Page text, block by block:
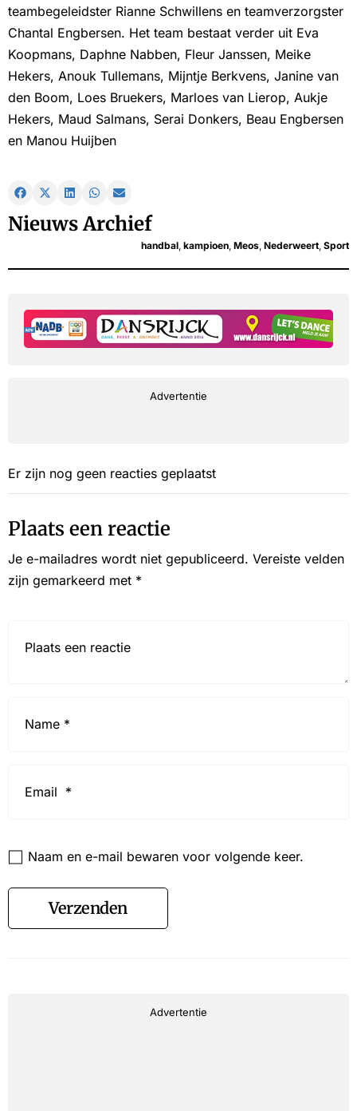
teambegeleidster Rianne Schwillens en teamverzorgster
Chantal Engbersen. Het team bestaat verder uit Eva
Koopmans, Daphne Nabben, Fleur Janssen, Meike
Hekers, Anouk Tullemans, Mijntje Berkvens, Janine van
den Boom, Loes Bruekers, Marloes van Lierop, Aukje
Hekers, Maud Salmans, Serai Donkers, Beau Engbersen
en Manou Huijben
Nieuws Archief
handbal, kampioen, Meos, Nederweert, Sport
Advertentie
Er zijn nog geen reacties geplaatst
Plaats een reactie
Je e-mailadres wordt niet gepubliceerd. Vereiste velden
zijn gemarkeerd met *
Naam en e-mail bewaren voor volgende keer.
Verzenden
Advertentie